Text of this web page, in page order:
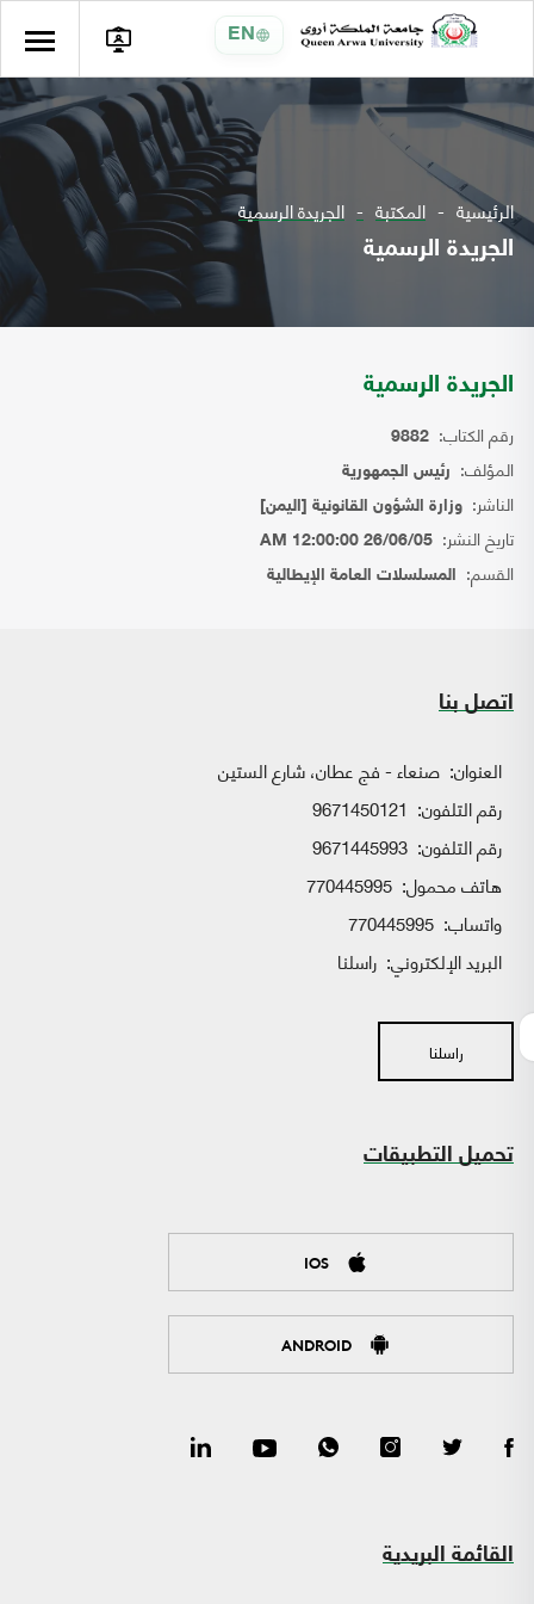
EN
الرئيسية المكتبة الجريدة الرسمية
الجريدة الرسمية
الجريدة الرسمية
رقم الكتاب: 9882
المؤلف: رئيس الجمهورية
الناشر: وزارة الشؤون القانونية [اليمن]
تاريخ النشر: 26/06/05 12:00:00 AM
القسم: المسلسلات العامة الإيطالية
اتصل بنا
العنوان: صنعاء - فج عطان، شارع الستين
رقم التلفون: 9671450121
رقم التلفون: 9671445993
هاتف محمول: 770445995
واتساب:
البريد الإلكتروني: راسلنا
راسلنا
تحميل التطبيقات
IOS
ANDROID
القائمة البريدية